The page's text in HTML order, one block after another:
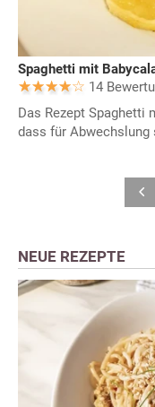
Spaghetti mit
14
Das Rezept Spaghetti
dass für
NEUE REZEPTE